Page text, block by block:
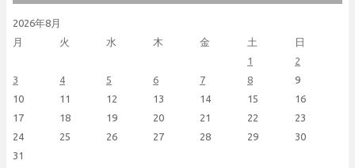
2026年8月
月
火 水 木 金 土 日
1
2
3
4 5 6 7 8
9
10
11 12 13 14 15
16
17
18 19 20 21 22
23
24
25 26 27 28 29
30
31